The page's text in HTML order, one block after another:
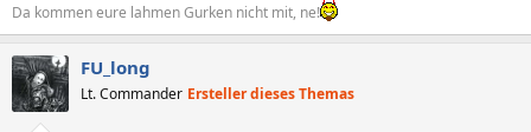
Da kommen eure lahmen Gurken nicht mit, ne!
FU_long
Lt. Commander Ersteller dieses Themas